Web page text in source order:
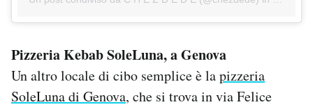
Pizzeria Kebab SoleLuna, a Genova
Un altro locale di cibo semplice è lapizzeria
SoleLuna di Genova, che si trova in via Felice